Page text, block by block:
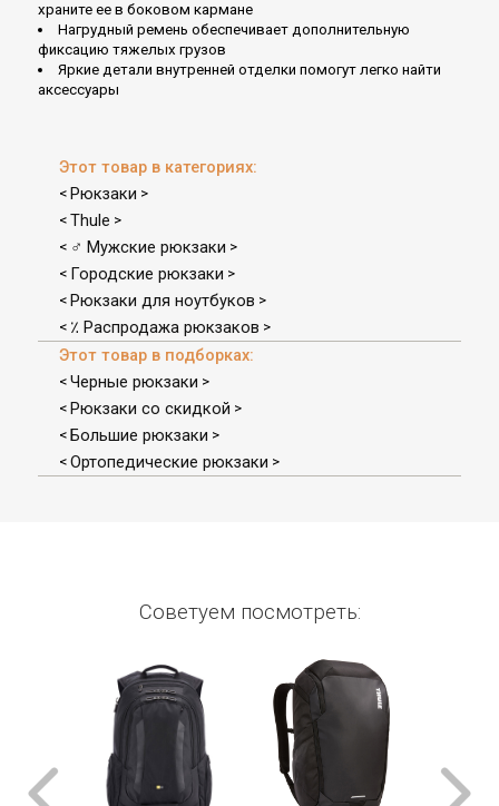
храните ее в боковом кармане
Нагрудный ремень обеспечивает дополнительную
фиксацию тяжелых грузов
Яркие детали внутренней отделки помогут легко найти
аксессуары
Этот товар в категориях:
< Рюкзаки >
< Thule >
< ♂ Мужские рюкзаки >
< Городские рюкзаки >
< Рюкзаки для ноутбуков >
< ٪ Распродажа рюкзаков >
Этот товар в подборках:
< Черные рюкзаки >
< Рюкзаки со скидкой >
< Большие рюкзаки >
< Ортопедические рюкзаки >
Советуем посмотреть: